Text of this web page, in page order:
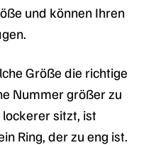
und können Ihren
Größe die richtige
Nummer größer zu
sitzt, ist
Ring, der zu eng ist.